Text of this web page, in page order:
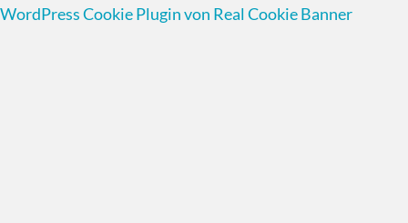
WordPress Cookie Plugin von Real Cookie Banner